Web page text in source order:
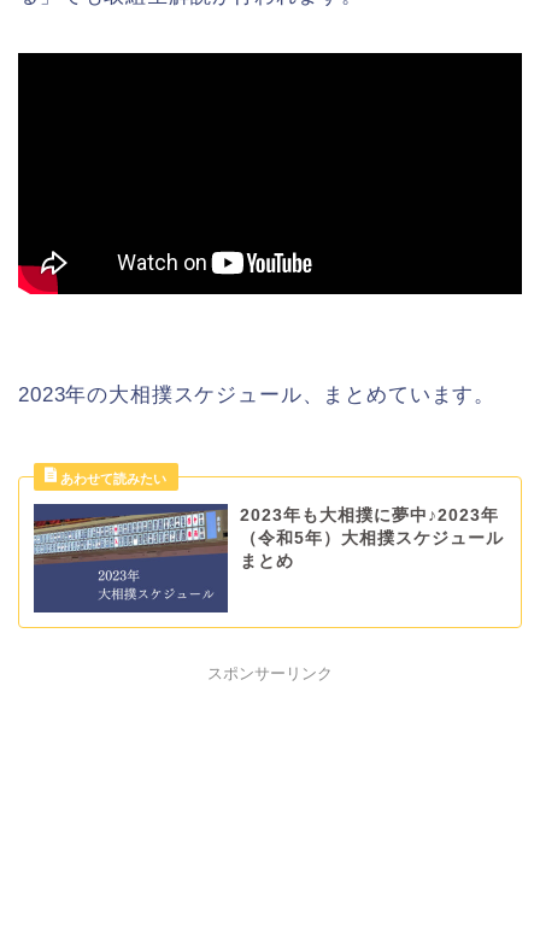
2023年の大相撲スケジュール、まとめています。
2023年も大相撲に夢中♪2023年
（令和5年）大相撲スケジュール
まとめ
スポンサーリンク